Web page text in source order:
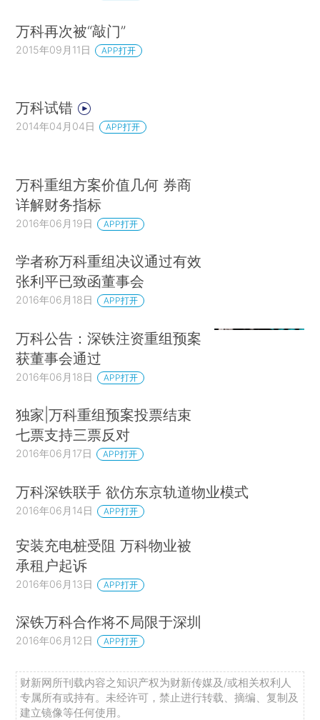
万科再次被“敲门”
2015年09月11日 APP打开
万科试错
2014年04月04日 APP打开
万科重组方案价值几何 券商
详解财务指标
2016年06月19日 APP打开
学者称万科重组决议通过有效
张利平已致函董事会
2016年06月18日 APP打开
万科公告：深铁注资重组预案
获董事会通过
2016年06月18日 APP打开
独家|万科重组预案投票结束
七票支持三票反对
2016年06月17日 APP打开
万科深铁联手 欲仿东京轨道物业模式
2016年06月14日 APP打开
安装充电桩受阻 万科物业被
承租户起诉
2016年06月13日 APP打开
深铁万科合作将不局限于深圳
2016年06月12日 APP打开
财新网所刊载内容之知识产权为财新传媒及/或相关权利人
专属所有或持有。未经许可，禁止进行转载、摘编、复制及
建立镜像等任何使用。